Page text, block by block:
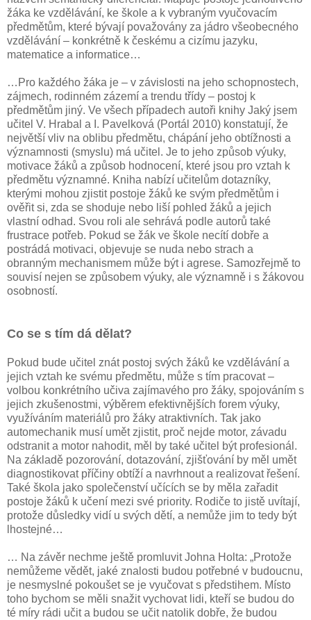
žáka ke vzdělávání, ke škole a k vybraným vyučovacím
předmětům, které bývají považovány za jádro všeobecného
vzdělávání – konkrétně k českému a cizímu jazyku,
matematice a informatice…
…Pro každého žáka je – v závislosti na jeho schopnostech,
zájmech, rodinném zázemí a trendu třídy – postoj k
předmětům jiný. Ve všech případech autoři knihy Jaký jsem
učitel V. Hrabal a I. Pavelková (Portál 2010) konstatují, že
největší vliv na oblibu předmětu, chápání jeho obtížnosti a
významnosti (smyslu) má učitel. Je to jeho způsob výuky,
motivace žáků a způsob hodnocení, které jsou pro vztah k
předmětu významné. Kniha nabízí učitelům dotazníky,
kterými mohou zjistit postoje žáků ke svým předmětům i
ověřit si, zda se shoduje nebo liší pohled žáků a jejich
vlastní odhad. Svou roli ale sehrává podle autorů také
frustrace potřeb. Pokud se žák ve škole necítí dobře a
postrádá motivaci, objevuje se nuda nebo strach a
obranným mechanismem může být i agrese. Samozřejmě to
souvisí nejen se způsobem výuky, ale významně i s žákovou
osobností.
Co se s tím dá dělat?
Pokud bude učitel znát postoj svých žáků ke vzdělávání a
jejich vztah ke svému předmětu, může s tím pracovat –
volbou konkrétního učiva zajímavého pro žáky, spojováním s
jejich zkušenostmi, výběrem efektivnějších forem výuky,
využíváním materiálů pro žáky atraktivních. Tak jako
automechanik musí umět zjistit, proč nejde motor, závadu
odstranit a motor nahodit, měl by také učitel být profesionál.
Na základě pozorování, dotazování, zjišťování by měl umět
diagnostikovat příčiny obtíží a navrhnout a realizovat řešení.
Také škola jako společenství učících se by měla zařadit
postoje žáků k učení mezi své priority. Rodiče to jistě uvítají,
protože důsledky vidí u svých dětí, a nemůže jim to tedy být
lhostejné…
… Na závěr nechme ještě promluvit Johna Holta: „Protože
nemůžeme vědět, jaké znalosti budou potřebné v budoucnu,
je nesmyslné pokoušet se je vyučovat s předstihem. Místo
toho bychom se měli snažit vychovat lidi, kteří se budou do
té míry rádi učit a budou se učit natolik dobře, že budou